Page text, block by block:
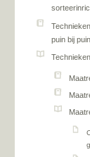
puin bij